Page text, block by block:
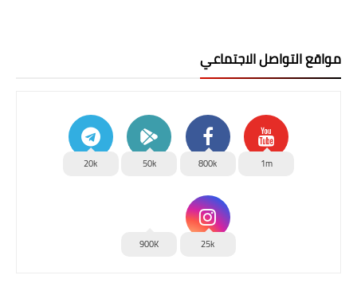
مواقع التواصل الاجتماعي
1m
800k
50k
20k
25k
900K